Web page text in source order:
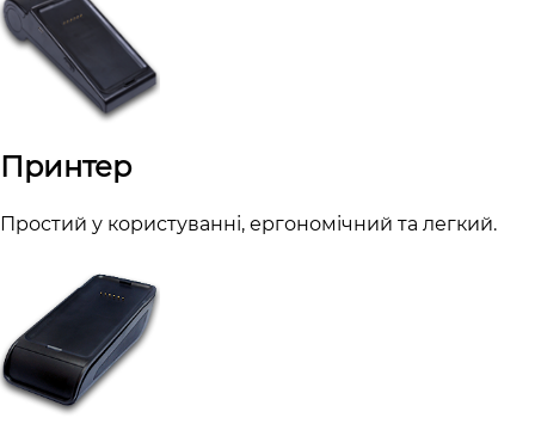
Принтер
Простий у користуванні, ергономічний та легкий.